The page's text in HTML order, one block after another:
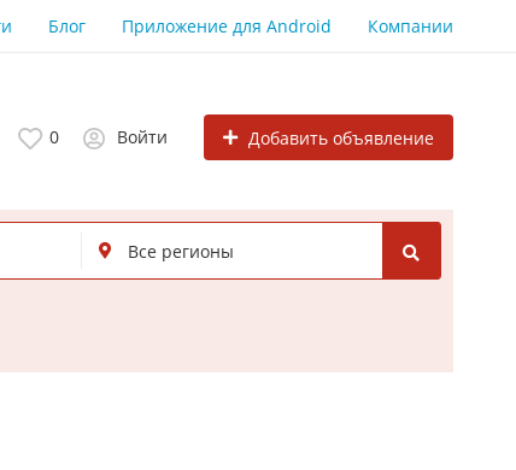
Блог Приложение для Android Компании
0 Войти Добавить объявление